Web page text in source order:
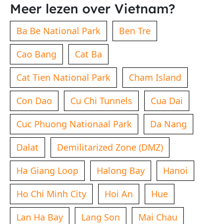
Meer lezen over Vietnam?
Ba Be National Park
Ben Tre
Cao Bang
Cat Ba
Cat Tien National Park
Cham Island
Con Dao
Cu Chi Tunnels
Cua Dai
Cuc Phuong Nationaal Park
Da Nang
Dalat
Demilitarized Zone (DMZ)
Ha Giang Loop
Halong Bay
Hanoi
Ho Chi Minh City
Hoi An
Hue
Lan Ha Bay
Lang Son Mai Chau